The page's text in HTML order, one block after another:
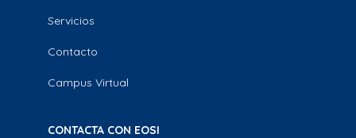
Servicios
Contacto
Campus Virtual
CONTACTA CON EOSI